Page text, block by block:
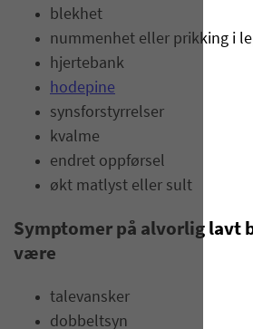
blekhet
nummenhet eller prikking i
hjertebank
hodepine
synsforstyrrelser
kvalme
endret oppførsel
økt matlyst eller sult
Symptomer på alvorlig lavt
være
talevansker
dobbeltsyn